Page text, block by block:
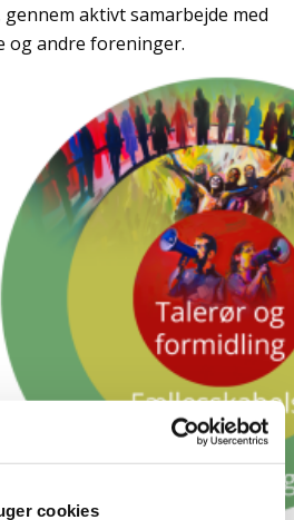
cookies
aktivt samarbejde med
og andre foreninger.